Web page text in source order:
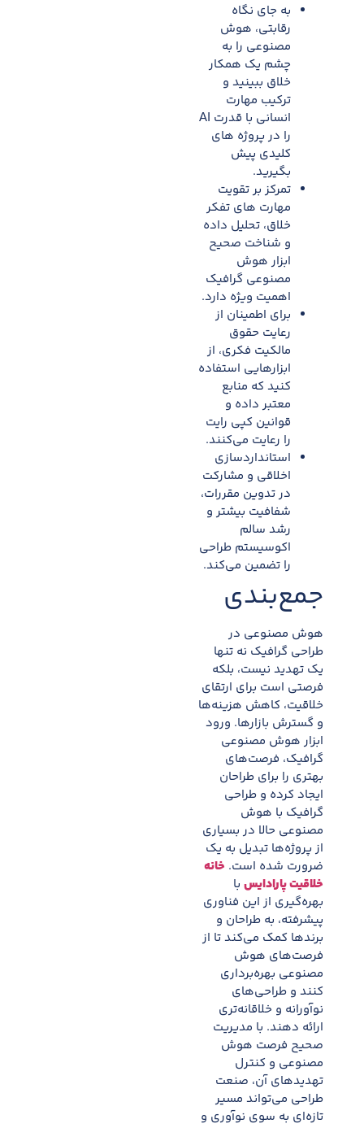
به جای نگاه
رقابتی، هوش
مصنوعی را به
چشم یک همکار
خلاق ببینید و
ترکیب مهارت
انسانی با قدرت AI
را در پروژه های
کلیدی پیش
بگیرید.​
تمرکز بر تقویت
مهارت های تفکر
خلاق، تحلیل داده
و شناخت صحیح
ابزار هوش
مصنوعی گرافیک
اهمیت ویژه دارد.
برای اطمینان از
رعایت حقوق
مالکیت فکری، از
ابزارهایی استفاده
کنید که منابع
معتبر داده و
قوانین کپی رایت
را رعایت می‌کنند.​
استانداردسازی
اخلاقی و مشارکت
در تدوین مقررات،
شفافیت بیشتر و
رشد سالم
اکوسیستم طراحی
را تضمین می‌کند.
جمع‌بندی
هوش مصنوعی در
طراحی گرافیک نه تنها
یک تهدید نیست، بلکه
فرصتی است برای ارتقای
خلاقیت، کاهش هزینه‌ها
و گسترش بازارها. ورود
ابزار هوش مصنوعی
گرافیک، فرصت‌های
بهتری را برای طراحان
ایجاد کرده و طراحی
گرافیک با هوش
مصنوعی حالا در بسیاری
از پروژه‌ها تبدیل به یک
ضرورت شده است. خانه
خلاقیت پارادایس با
بهره‌گیری از این فناوری
پیشرفته، به طراحان و
برندها کمک می‌کند تا از
فرصت‌های هوش
مصنوعی بهره‌برداری
کنند و طراحی‌های
نوآورانه و خلاقانه‌تری
ارائه دهند. با مدیریت
صحیح فرصت هوش
مصنوعی و کنترل
تهدیدهای آن، صنعت
طراحی می‌تواند مسیر
تازه‌ای به سوی نوآوری و